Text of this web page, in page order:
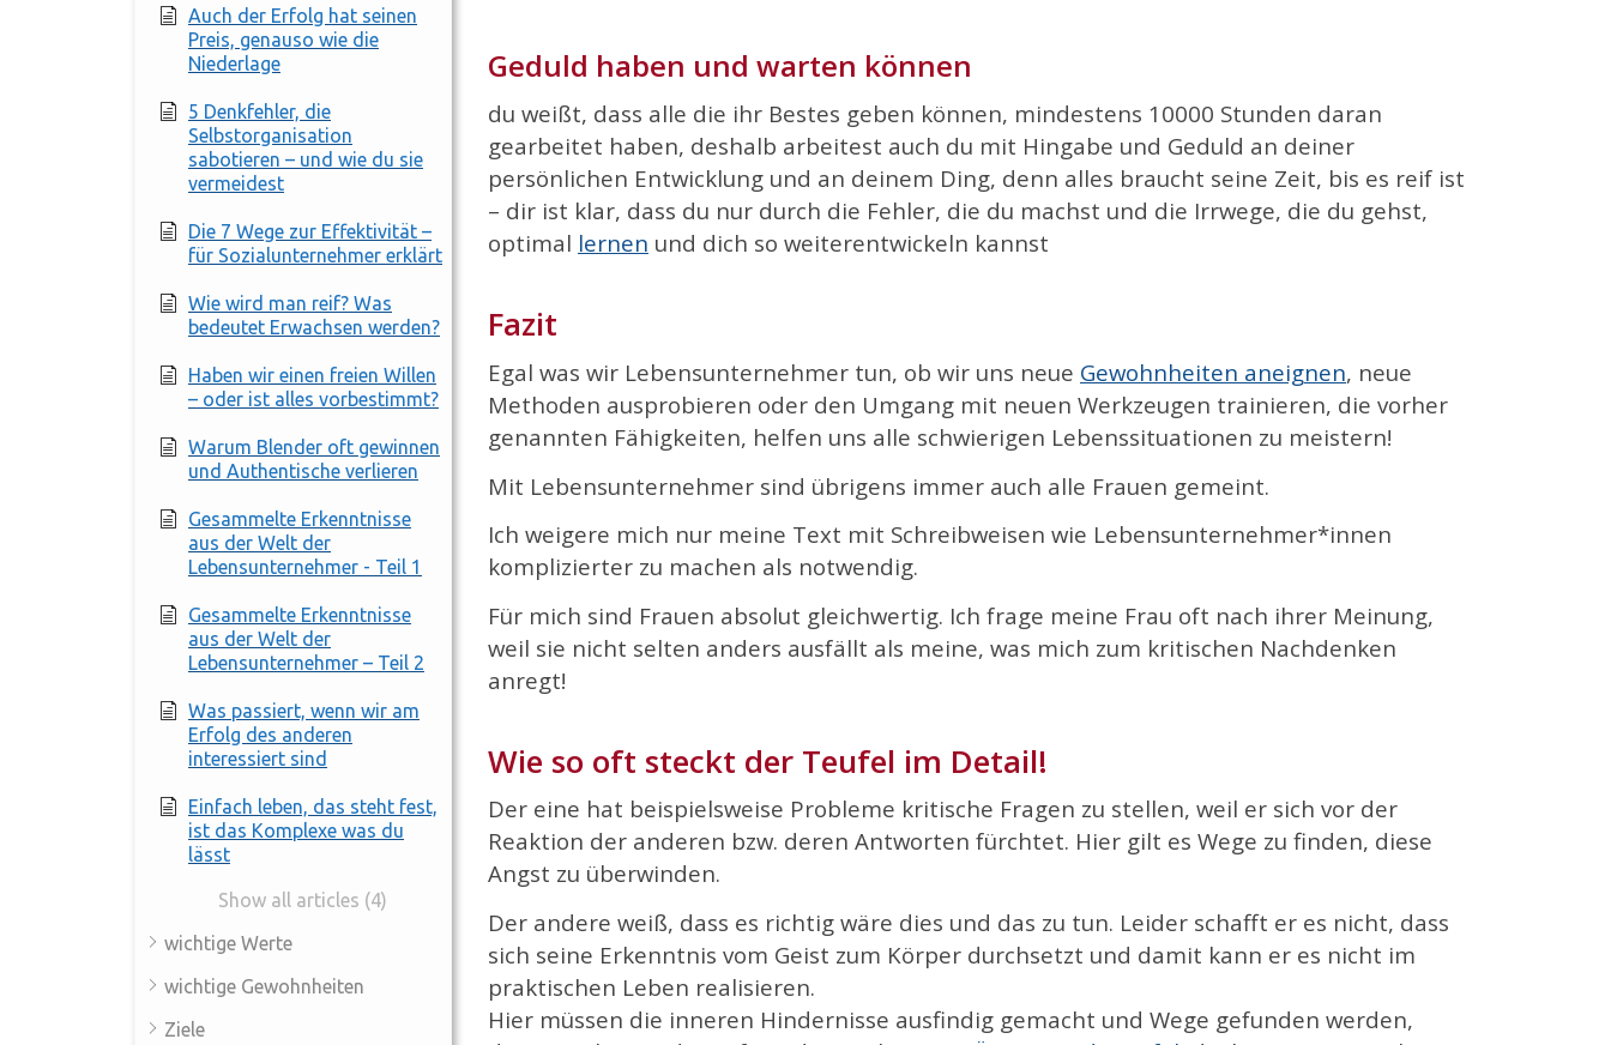
Auch der Erfolg hat seinen
Preis, genauso wie die
Niederlage
5 Denkfehler, die
Selbstorganisation
sabotieren – und wie du sie
vermeidest
Die 7 Wege zur Effektivität –
für Sozialunternehmer erklärt
Wie wird man reif? Was
bedeutet Erwachsen werden?
Haben wir einen freien Willen
– oder ist alles vorbestimmt?
Warum Blender oft gewinnen
und Authentische verlieren
Gesammelte Erkenntnisse
aus der Welt der
Lebensunternehmer - Teil 1
Gesammelte Erkenntnisse
aus der Welt der
Lebensunternehmer – Teil 2
Was passiert, wenn wir am
Erfolg des anderen
interessiert sind
Einfach leben, das steht fest,
ist das Komplexe was du
lässt
Show all articles (4)
wichtige Werte
wichtige Gewohnheiten
Ziele
Geduld haben und warten können
du weißt, dass alle die ihr Bestes geben können, mindestens 10000 Stunden daran
gearbeitet haben, deshalb arbeitest auch du mit Hingabe und Geduld an deiner
persönlichen Entwicklung und an deinem Ding, denn alles braucht seine Zeit, bis es reif ist
– dir ist klar, dass du nur durch die Fehler, die du machst und die Irrwege, die du gehst,
optimal lernen und dich so weiterentwickeln kannst
Fazit
Egal was wir Lebensunternehmer tun, ob wir uns neue Gewohnheiten aneignen, neue
Methoden ausprobieren oder den Umgang mit neuen Werkzeugen trainieren, die vorher
genannten Fähigkeiten, helfen uns alle schwierigen Lebenssituationen zu meistern!
Mit Lebensunternehmer sind übrigens immer auch alle Frauen gemeint.
Ich weigere mich nur meine Text mit Schreibweisen wie Lebensunternehmer*innen
komplizierter zu machen als notwendig.
Für mich sind Frauen absolut gleichwertig. Ich frage meine Frau oft nach ihrer Meinung,
weil sie nicht selten anders ausfällt als meine, was mich zum kritischen Nachdenken
anregt!
Wie so oft steckt der Teufel im Detail!
Der eine hat beispielsweise Probleme kritische Fragen zu stellen, weil er sich vor der
Reaktion der anderen bzw. deren Antworten fürchtet. Hier gilt es Wege zu finden, diese
Angst zu überwinden.
Der andere weiß, dass es richtig wäre dies und das zu tun. Leider schafft er es nicht, dass
sich seine Erkenntnis vom Geist zum Körper durchsetzt und damit kann er es nicht im
praktischen Leben realisieren.
Hier müssen die inneren Hindernisse ausfindig gemacht und Wege gefunden werden,